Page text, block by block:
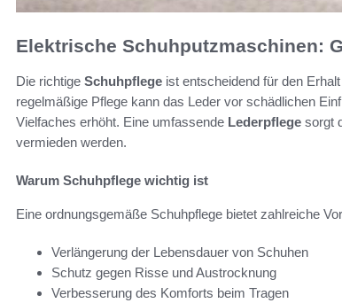
Elektrische Schuhputzmaschinen:
Die richtige Schuhpflege ist entscheidend für den
regelmäßige Pflege kann das Leder vor schädlichen
Vielfaches erhöht. Eine umfassende Lederpflege sorgt
vermieden werden.
Warum Schuhpflege wichtig ist
Eine ordnungsgemäße Schuhpflege bietet zahlreiche
Verlängerung der Lebensdauer von Schuhen
Schutz gegen Risse und Austrocknung
Verbesserung des Komforts beim Tragen